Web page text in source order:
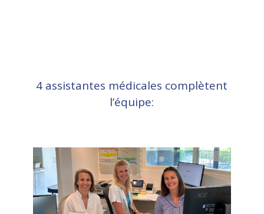
4 assistantes médicales complètent
l’équipe: